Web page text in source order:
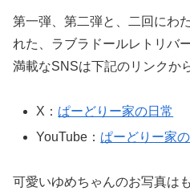
第一弾、第二弾と、二回にわ
れた、ラブラドールレトリバ
満載なSNSは下記のリンクか
X： ぱーどりー家の日常
YouTube： ぱーどりー家
可愛いゆめちゃんのお写真は